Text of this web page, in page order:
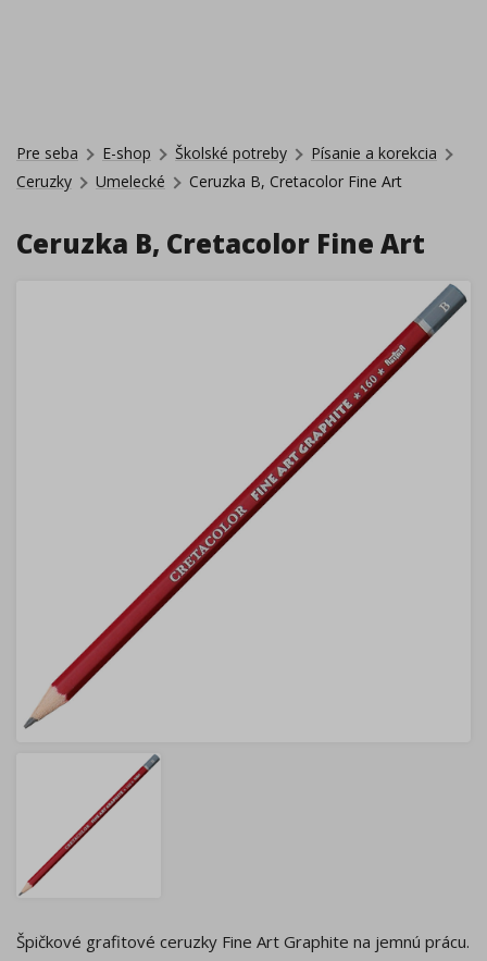
Pre seba E-shop Školské potreby
Písanie a korekcia
Ceruzky
Umelecké Ceruzka B, Cretacolor Fine Art
Ceruzka B, Cretacolor Fine Art
Špičkové grafitové ceruzky Fine Art Graphite na jemnú prácu.